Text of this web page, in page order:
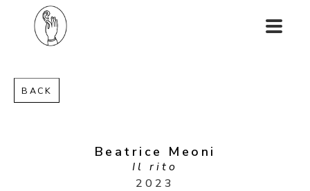
BACK
Beatrice Meoni
Il rito
2023